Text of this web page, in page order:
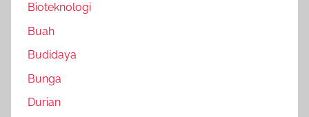
Bioteknologi
Buah
Budidaya
Bunga
Durian